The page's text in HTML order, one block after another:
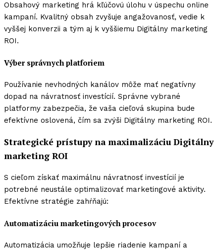
Obsahový marketing hrá kľúčovú úlohu v úspechu online
kampaní. Kvalitný obsah zvyšuje angažovanosť, vedie k
vyššej konverzii a tým aj k vyššiemu Digitálny marketing
ROI.
Výber správnych platforiem
Používanie nevhodných kanálov môže mať negatívny
dopad na návratnosť investícií. Správne vybrané
platformy zabezpečia, že vaša cieľová skupina bude
efektívne oslovená, čím sa zvýši Digitálny marketing ROI.
Strategické prístupy na maximalizáciu Digitálny
marketing ROI
S cieľom získať maximálnu návratnosť investícií je
potrebné neustále optimalizovať marketingové aktivity.
Efektívne stratégie zahŕňajú:
Automatizáciu marketingových procesov
Automatizácia umožňuje lepšie riadenie kampaní a